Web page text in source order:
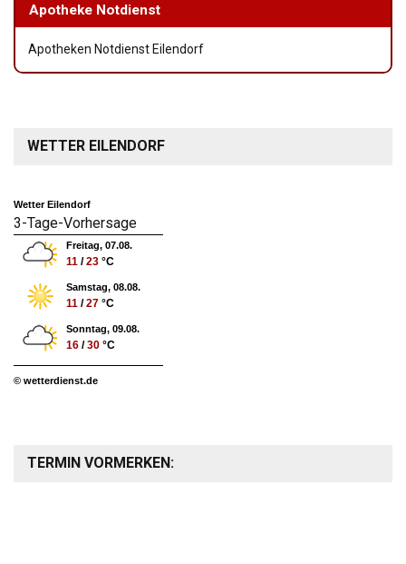
Apotheke Notdienst
Apotheken Notdienst Eilendorf
WETTER EILENDORF
Wetter Eilendorf
3-Tage-Vorhersage
Freitag, 07.08.
11 /23 °C
Samstag, 08.08.
11 /27 °C
Sonntag, 09.08.
16 /30 °C
© wetterdienst.de
TERMIN VORMERKEN: